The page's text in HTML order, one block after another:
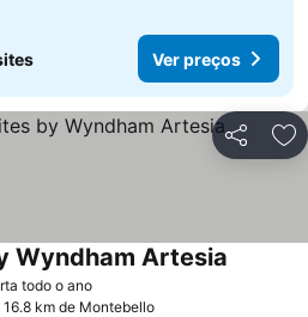
Ver preços
Partilhar
todo o ano
Wyndham Artesia
16.8 km de Montebello